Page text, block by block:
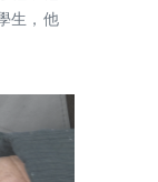
生，他